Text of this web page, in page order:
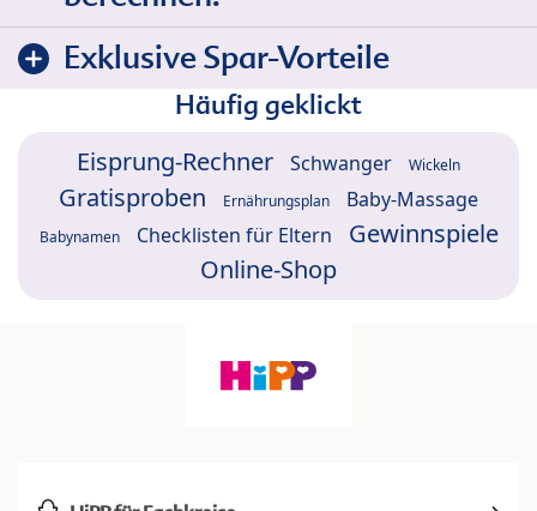
Exklusive Spar-Vorteile
Häufig geklickt
Eisprung-Rechner Schwanger Wickeln
Gratisproben Ernährungsplan Baby-Massage
Babynamen Checklisten für Eltern
Gewinnspiele
Online-Shop